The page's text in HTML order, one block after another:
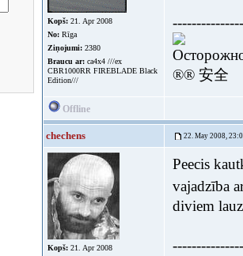
Kopš: 21. Apr 2008
No: Rīga
Ziņojumi: 2380
Braucu ar: ca4x4 ///ex
CBR1000RR FIREBLADE Black
Edition///
®® 安全
Offline
chechens 22. May 2008,
Kopš: 21. Apr 2008
Peecis
vajadzība
diviem